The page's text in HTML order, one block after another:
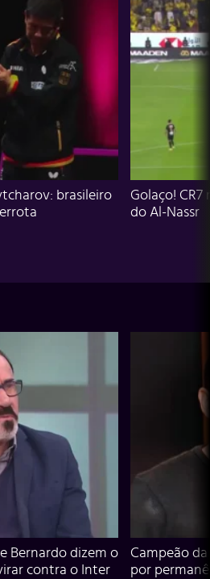
brasileiro
Golaço!
do Al-Nassr
Bernardo dizem o
contra o Inter
Campeão
por